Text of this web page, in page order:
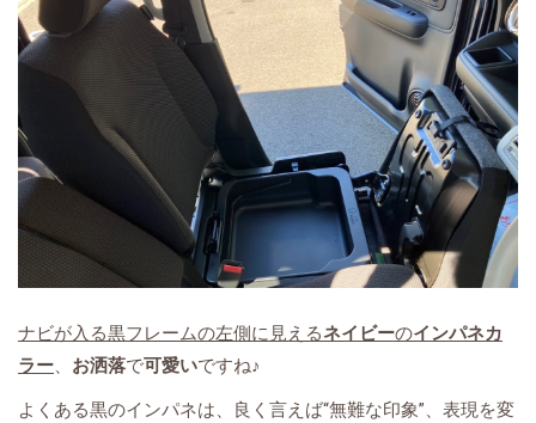
ナビが入る黒フレームの左側に見えるネイビーのインパネカ
ラー、 お洒落で可愛いですね♪
よくある黒のインパネは、良く言えば“無難な印象”、表現を変